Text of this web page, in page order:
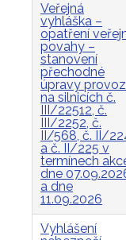
Veřejná
vyhláška –
opatření
povahy –
stanovení
přechodné
úpravy
na silnicích č.
III/22512, č.
III/2252, č.
II/568, č. II/
a č. II/225 v
termínech
dne
a dne
11.09.2026
Vyhlášení